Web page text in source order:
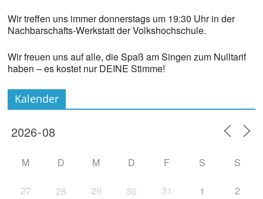
Wir treffen uns immer donnerstags um 19:30 Uhr in der
Nachbarschafts-Werkstatt der Volkshochschule.
Wir freuen uns auf alle, die Spaß am Singen zum Nulltarif
haben – es kostet nur DEINE Stimme!
Kalender
M D M D F S S
27 28 29 30 31 1 2